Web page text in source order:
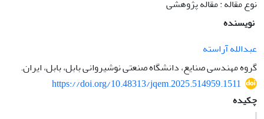
نوع مقاله : مقاله پژوهشی
نویسنده
عبدالله آراسته
گروه مهندسی صنایع، دانشگاه صنعتی نوشیروانی بابل، بابل، ایران.
https://doi.org/10.48313/jqem.2025.514959.1511
چکیده